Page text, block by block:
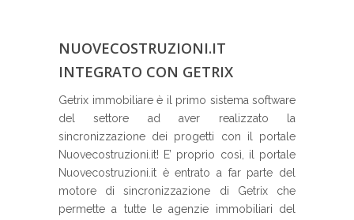
NUOVECOSTRUZIONI.IT
INTEGRATO CON GETRIX
Getrix immobiliare è il primo sistema software
del settore ad aver realizzato la
sincronizzazione dei progetti con il portale
Nuovecostruzioni.it! E’ proprio così, il portale
Nuovecostruzioni.it è entrato a far parte del
motore di sincronizzazione di Getrix che
permette a tutte le agenzie immobiliari del